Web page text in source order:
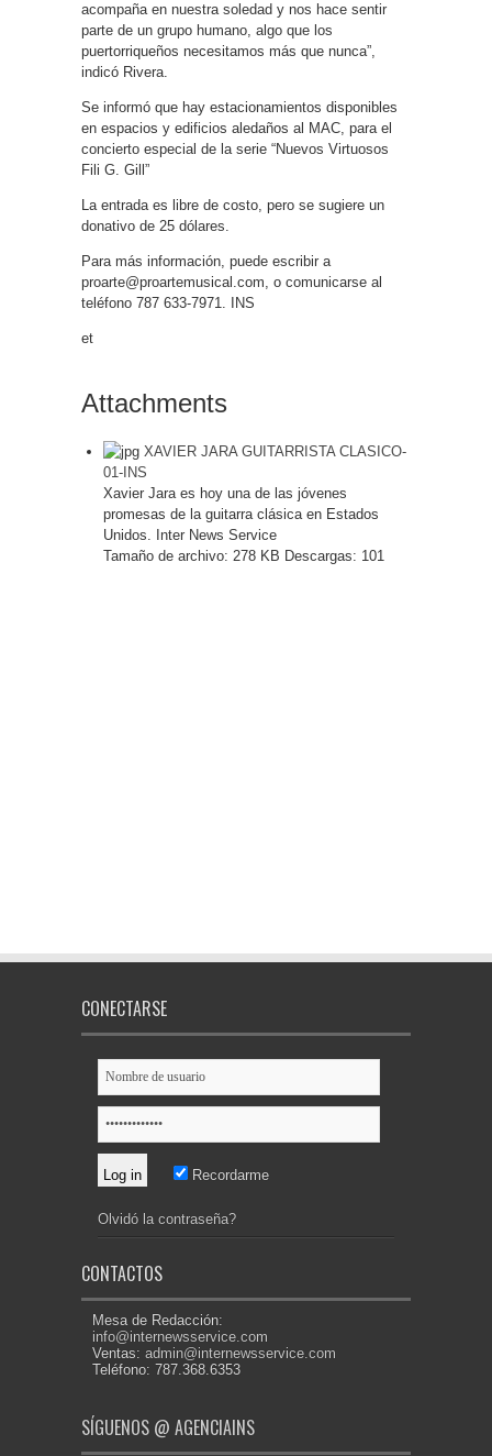
acompaña en nuestra soledad y nos hace sentir
parte de un grupo humano, algo que los
puertorriqueños necesitamos más que nunca”,
indicó Rivera.
Se informó que hay estacionamientos disponibles
en espacios y edificios aledaños al MAC, para el
concierto especial de la serie “Nuevos Virtuosos
Fili G. Gill”
La entrada es libre de costo, pero se sugiere un
donativo de 25 dólares.
Para más información, puede escribir a
proarte@proartemusical.com, o comunicarse al
teléfono 787 633-7971. INS
et
Attachments
XAVIER JARA GUITARRISTA CLASICO-
01-INS
Xavier Jara es hoy una de las jóvenes
promesas de la guitarra clásica en Estados
Unidos. Inter News Service
Tamaño de archivo: 278 KB Descargas: 101
CONECTARSE
Recordarme
Olvidó la contraseña?
CONTACTOS
Mesa de Redacción:
info@internewsservice.com
Ventas: admin@internewsservice.com
Teléfono: 787.368.6353
SÍGUENOS @ AGENCIAINS